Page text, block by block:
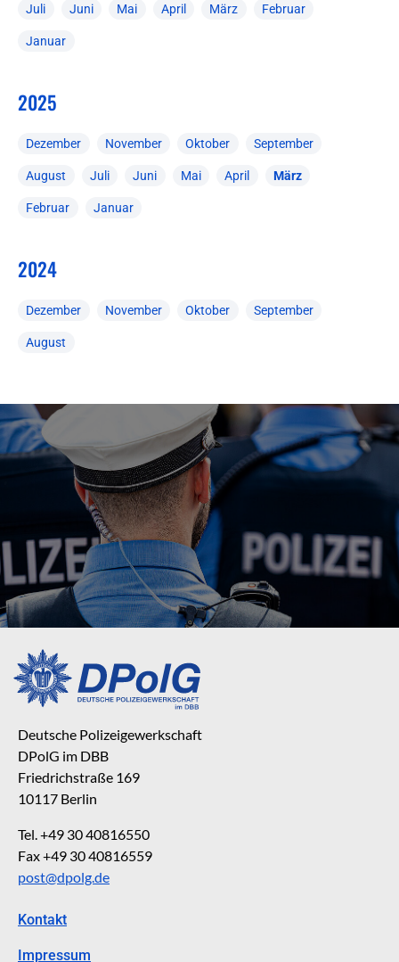
Juli Juni Mai April März Februar
Januar
2025
Dezember November Oktober September
August Juli Juni Mai April März
Februar Januar
2024
Dezember November Oktober September
August
Deutsche Polizeigewerkschaft
DPolG im DBB
Friedrichstraße 169
10117 Berlin
Tel. +49 30 40816550
Fax +49 30 40816559
post@dpolg.de
Kontakt
Impressum